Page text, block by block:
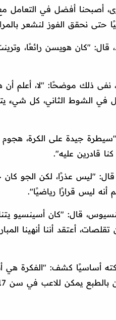
أصبحنا أفضل في التعامل
حتى نحقق الفوز لنشعر
قال: "كان هويسن رائعًا،
نفى ذلك موضحًا: "لا، أعلم أن
جيدة على الكرة، هجوم
قادرين عليه".
قال: "ليس عذرًا، لكن الجو
أنه ليس قرارًا رياضيًا".
قال: "كان أسينسيو
أعتقد أننا أنهينا
أساسيًا كشف: "الفكرة هي أنه